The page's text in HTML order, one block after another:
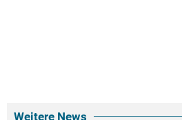
Weitere News